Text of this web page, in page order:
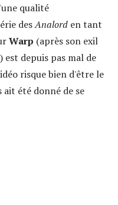
qualité
desAnalord en tant
Warp (après son exil
) est depuis pas mal de
risque bien d'être le
été donné de se